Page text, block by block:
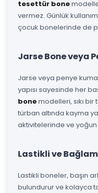
tesettür bone
vermez. Günlük
çocuk bonelerinde de
Jarse Bone veya
Jarse veya penye
yapısı sayesinde her
bonemodelleri, sıkı bir
türban altında kayma
aktivitelerinde ve
Lastikli ve
Lastikli boneler, başın
bulundurur ve kolayca